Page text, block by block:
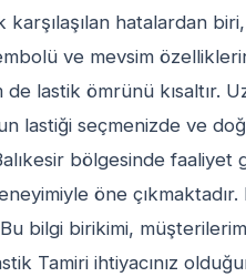
hatalardan
ve mevsim
lastik ömrünü kısaltır.
lastiği seçmenizde ve
bölgesinde faaliyet
öne çıkmaktadır.
bilgi birikimi,
Tamiri ihtiyacınız